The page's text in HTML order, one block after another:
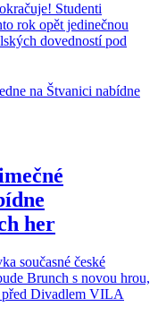
Studenti
rok opět jedinečnou
dovedností pod
her
současné české
Brunch s novou hrou,
před Divadlem VILA